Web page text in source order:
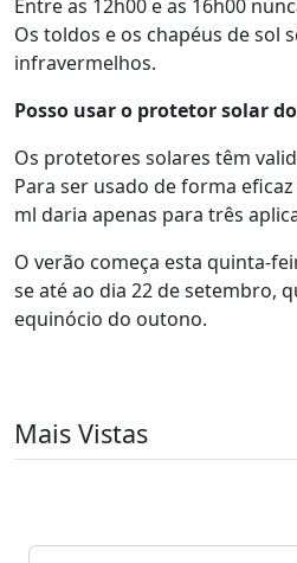
Entre as 12h00 e as 16h00
Os toldos e os chapéus de sol
infravermelhos.
Posso usar o protetor solar
Os protetores solares têm
Para ser usado de forma
ml daria apenas para três
O verão começa esta quinta-
se até ao dia 22 de setembro,
equinócio do outono.
Mais Vistas